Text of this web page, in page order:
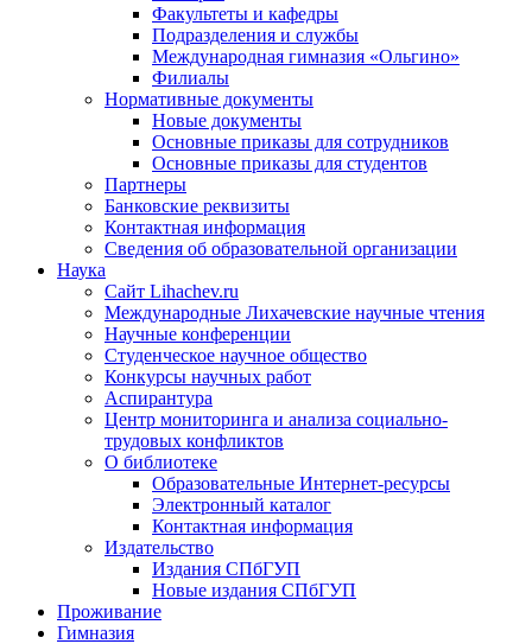
Факультеты и кафедры
Подразделения и службы
Международная гимназия «Ольгино»
Филиалы
Нормативные документы
Новые документы
Основные приказы для сотрудников
Основные приказы для студентов
Партнеры
Банковские реквизиты
Контактная информация
Сведения об образовательной организации
Наука
Сайт Lihachev.ru
Международные Лихачевские научные чтения
Научные конференции
Студенческое научное общество
Конкурсы научных работ
Аспирантура
Центр мониторинга и анализа социально-
трудовых конфликтов
О библиотеке
Образовательные Интернет-ресурсы
Электронный каталог
Контактная информация
Издательство
Издания СПбГУП
Новые издания СПбГУП
Проживание
Гимназия